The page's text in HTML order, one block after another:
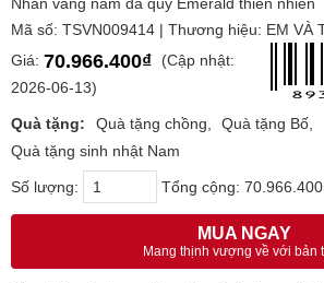
Mã số: TSVN009414 | Thương hiệu: EM VÀ
Giá: 70.966.400₫
(Cập nhật:
2026-06-13)
Quà tặng: Quà tặng chồng
Quà tặng Bố
Quà tặng sinh nhật Nam
Số lượng: Tổng cộng:
MUA NGAY
Mang thịnh vượng về với bản